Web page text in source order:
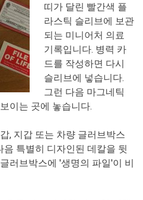
띠가 달린 빨간색 플
라스틱 슬리브에 보관
되는 미니어처 의료
기록입니다. 병력 카
드를 작성하면 다시
슬리브에 넣습니다.
그런 다음 마그네틱
이는 곳에 놓습니다.
, 지갑 또는 차량 글러브박스
특별히 디자인된 데칼을 뒷
러브박스에 '생명의 파일'이 비